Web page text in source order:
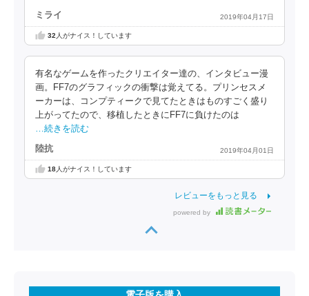
ミライ 2019年04月17日
32 人がナイス！しています
有名なゲームを作ったクリエイター達の、インタビュー漫
画。FF7のグラフィックの衝撃は覚えてる。プリンセスメ
ーカーは、コンプティークで見てたときはものすごく盛り
上がってたので、移植したときにFF7に負けたのは
…続きを読む
陸抗 2019年04月01日
18人がナイス！しています
レビューをもっと見る
powered by